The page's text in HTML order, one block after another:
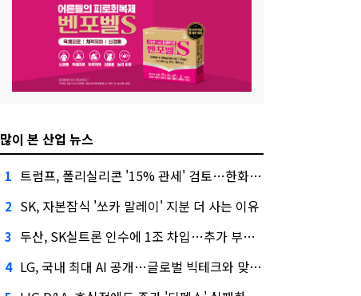
많이 본 산업 뉴스
1 트럼프, 폴리실리콘 '15% 관세' 검토…한화큐셀·OCI 영향은?
2 SK, 자본잠식 '쏘카 말레이' 지분 더 사는 이유
3 두산, SK실트론 인수에 1조 차입…추가 부담은?
4 LG, 국내 최대 AI 공개…글로벌 빅테크와 맞붙는다